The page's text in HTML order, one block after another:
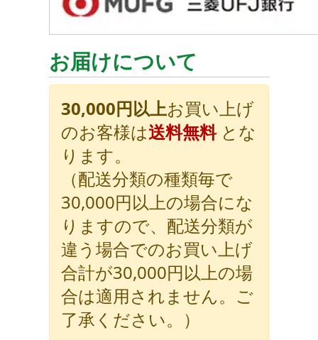
お届けについて
30,000円以上お買い上げ
のお客様は送料無料とな
ります。
（配送分類の種類毎で
30,000円以上の場合にな
りますので、配送分類が
違う場合でのお買い上げ
合計が30,000円以上の場
合は適用されません。ご
了承ください。）